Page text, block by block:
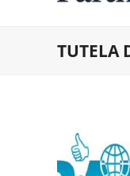
TUTELA